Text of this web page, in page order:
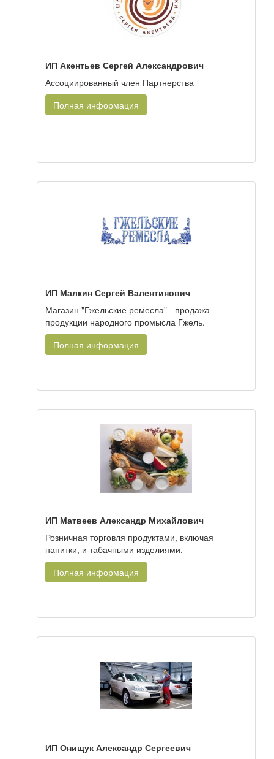
ИП Акентьев Сергей Александрович
Ассоциированный член Партнерства
Полная информация
ИП Малкин Сергей Валентинович
Магазин "Гжельские ремесла" - продажа
продукции народного промысла Гжель.
Полная информация
ИП Матвеев Александр Михайлович
Розничная торговля продуктами, включая
напитки, и табачными изделиями.
Полная информация
ИП Онищук Александр Сергеевич